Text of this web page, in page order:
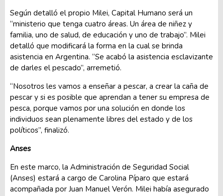
Según detalló el propio Milei, Capital Humano será un
“ministerio que tenga cuatro áreas. Un área de niñez y
familia, uno de salud, de educación y uno de trabajo”. Milei
detalló que modificará la forma en la cual se brinda
asistencia en Argentina. “Se acabó la asistencia esclavizante
de darles el pescado”, arremetió.
“Nosotros les vamos a enseñar a pescar, a crear la caña de
pescar y si es posible que aprendan a tener su empresa de
pesca, porque vamos por una solución en donde los
individuos sean plenamente libres del estado y de los
políticos”, finalizó.
Anses
En este marco, la Administración de Seguridad Social
(Anses) estará a cargo de Carolina Píparo que estará
acompañada por Juan Manuel Verón. Milei había asegurado